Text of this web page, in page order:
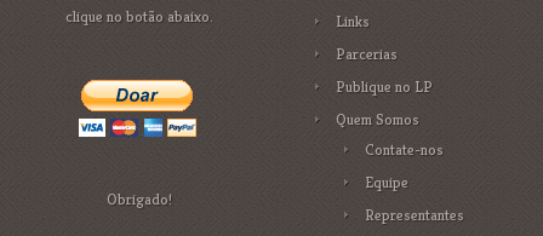
clique no botão abaixo.
Obrigado!
Links
Parcerias
Publique no LP
Quem Somos
Contate-nos
Equipe
Representantes